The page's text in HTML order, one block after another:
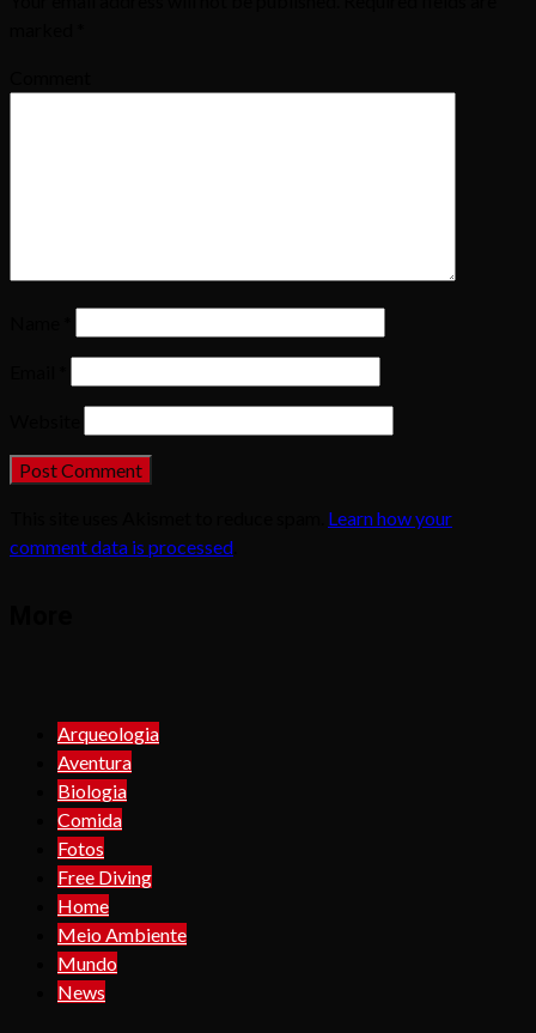
Learn how your
comment data is processed
Arqueologia
Aventura
Biologia
Comida
Fotos
Free Diving
Home
Meio Ambiente
Mundo
News